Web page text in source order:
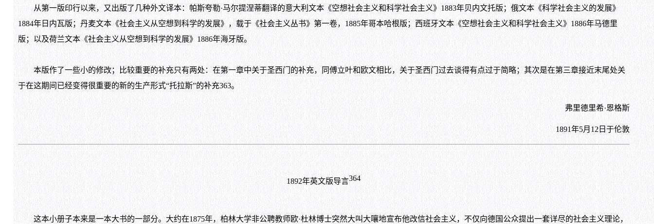
从第一版印行以来，又出版了几种外文译本：帕斯夸勒·马尔提涅蒂翻译的意大利文本《空想社会主义和科学社会主义》 1883年贝内文托版；俄文本《科学社会主义的发展》
1884年日内瓦版；丹麦文本《社会主义从空想到科学的发展》，载于《社会主义丛书》第一卷， 1885年哥本哈根版；西班牙文本《空想社会主义和科学社会主义》 1886年马德里
版；以及荷兰文本《社会主义从空想到科学的发展》 1886年海牙版。
本版作了一些小的修改；比较重要的补充只有两处：在第一章中关于圣西门的补充，同傅立叶和欧文相比，关于圣西门过去谈得有点过于简略；其次是在第三章接近末尾处关
于在这期间已经变得很重要的新的生产形式“托拉斯”的补充363。
弗里德里希·恩格斯
1891年5月 12 日于伦敦
1892年英文版导言364
这本小册子本来是一本大书的一部分。大约在1875年，柏林大学非公聘教师欧·杜林博士突然大叫大嚷地宣布他改信社会主义，不仅向德国公众提出一套详尽的社会主义理论，